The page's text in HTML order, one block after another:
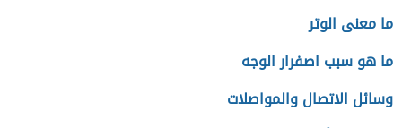
ما معنى الوتر
ما هو سبب اصفرار الوجه
وسائل الاتصال والمواصلات